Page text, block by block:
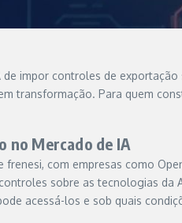
impor controles de
transformação. Para quem
no Mercado de IA
frenesi, com empresas como
sobre as tecnologias da
acessá-los e sob quais